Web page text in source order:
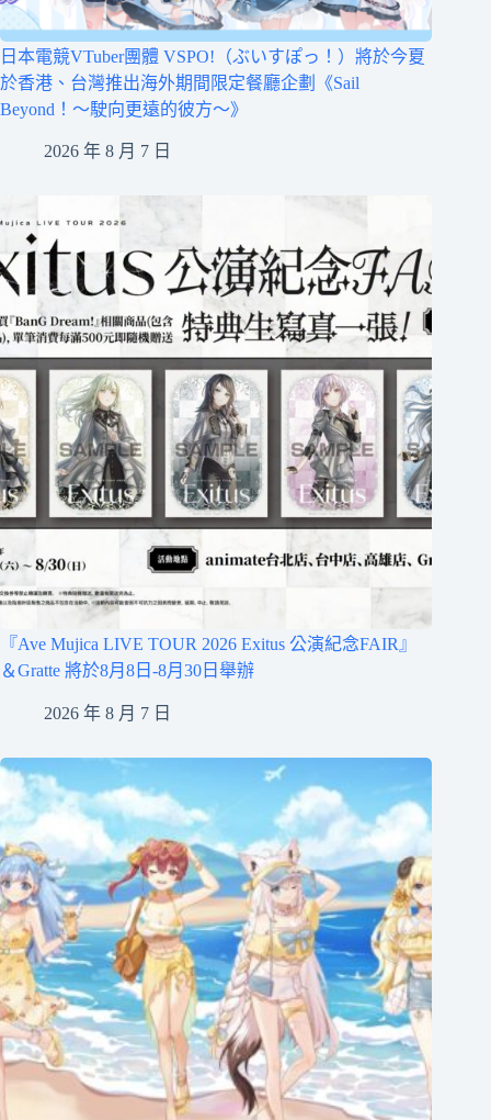
日本電競VTuber團體 VSPO!（ぶいすぽっ！）將於今夏
於香港、台灣推出海外期間限定餐廳企劃《Sail
Beyond！～駛向更遠的彼方～》
2026 年 8 月 7 日
『Ave Mujica LIVE TOUR 2026 Exitus 公演紀念FAIR』
＆Gratte 將於8月8日-8月30日舉辦
2026 年 8 月 7 日